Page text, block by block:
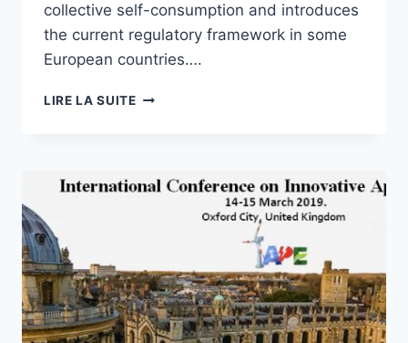
collective self-consumption and introduces
the current regulatory framework in some
European countries….
LIRE LA SUITEA
AND
BLOCKCHAIN
SELF-
CONSUMPTION